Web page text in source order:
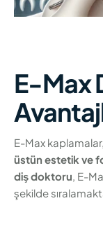
E-Max
E-Max
üstün estetik ve
diş doktoru , E-
şekilde